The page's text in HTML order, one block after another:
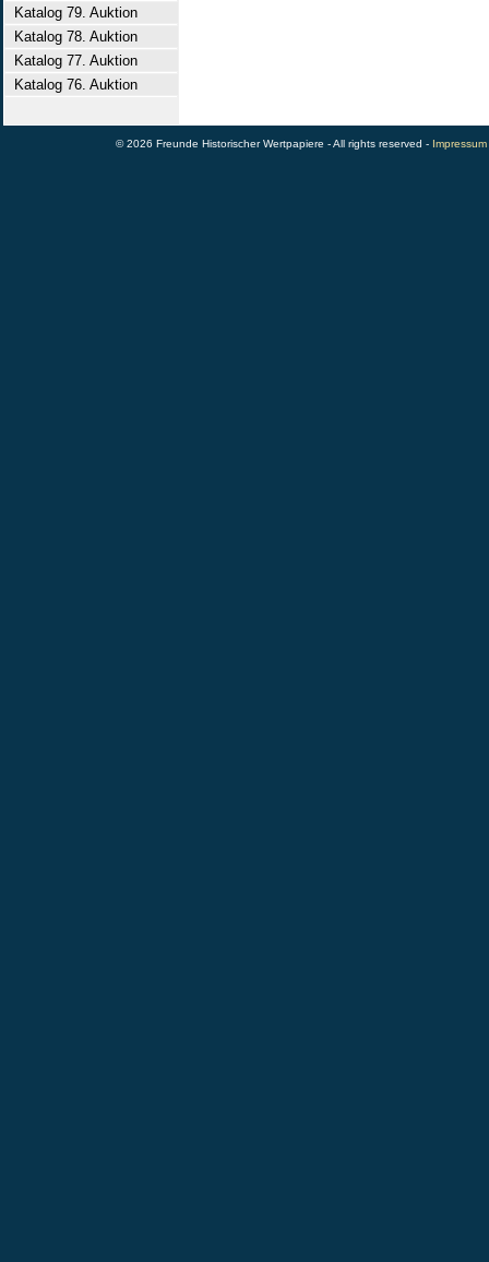
Katalog 79. Auktion
Katalog 78. Auktion
Katalog 77. Auktion
Katalog 76. Auktion
© 2026 Freunde Historischer Wertpapiere - All rights reserved - Impressum